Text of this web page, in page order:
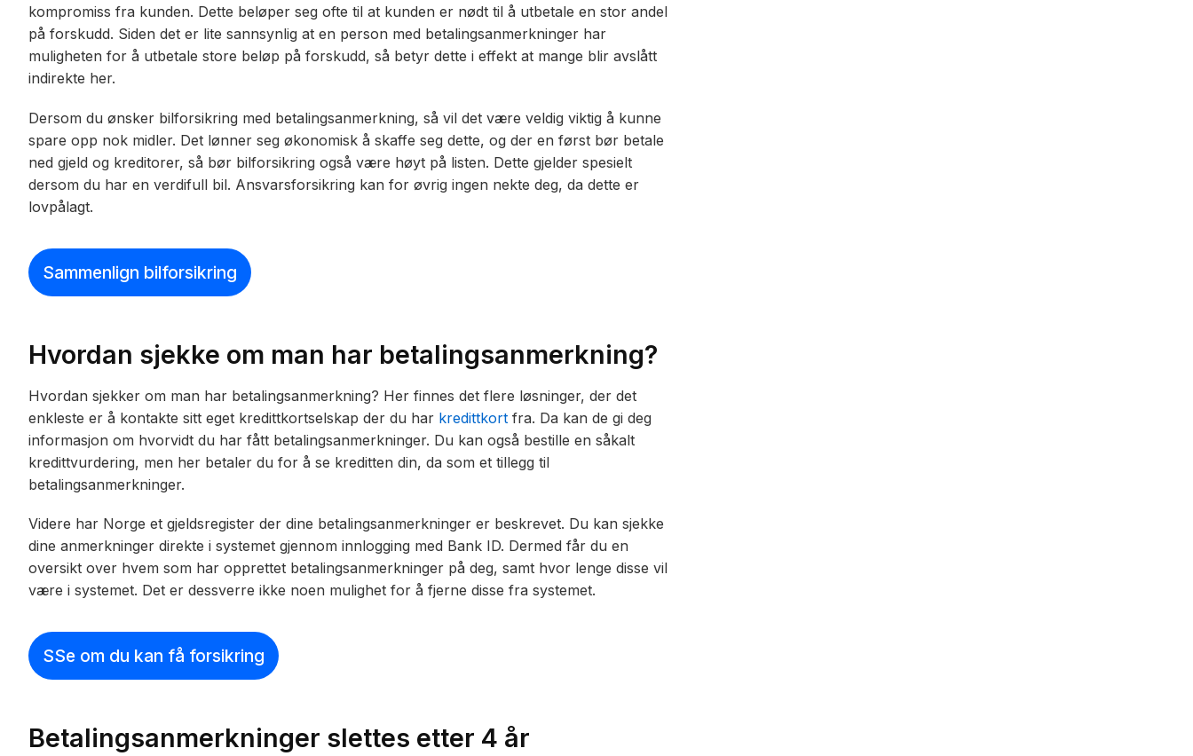
kompromiss fra kunden. Dette beløper seg ofte til at kunden er nødt til å utbetale en stor andel
på forskudd. Siden det er lite sannsynlig at en person med betalingsanmerkninger har
muligheten for å utbetale store beløp på forskudd, så betyr dette i effekt at mange blir avslått
indirekte her.
Dersom du ønsker bilforsikring med betalingsanmerkning, så vil det være veldig viktig å kunne
spare opp nok midler. Det lønner seg økonomisk å skaffe seg dette, og der en først bør betale
ned gjeld og kreditorer, så bør bilforsikring også være høyt på listen. Dette gjelder spesielt
dersom du har en verdifull bil. Ansvarsforsikring kan for øvrig ingen nekte deg, da dette er
lovpålagt.
Sammenlign bilforsikring
Hvordan sjekke om man har betalingsanmerkning?
Hvordan sjekker om man har betalingsanmerkning? Her finnes det flere løsninger, der det
enkleste er å kontakte sitt eget kredittkortselskap der du har kredittkort fra. Da kan de gi deg
informasjon om hvorvidt du har fått betalingsanmerkninger. Du kan også bestille en såkalt
kredittvurdering, men her betaler du for å se kreditten din, da som et tillegg til
betalingsanmerkninger.
Videre har Norge et gjeldsregister der dine betalingsanmerkninger er beskrevet. Du kan sjekke
dine anmerkninger direkte i systemet gjennom innlogging med Bank ID. Dermed får du en
oversikt over hvem som har opprettet betalingsanmerkninger på deg, samt hvor lenge disse vil
være i systemet. Det er dessverre ikke noen mulighet for å fjerne disse fra systemet.
SSe om du kan få forsikring
Betalingsanmerkninger slettes etter 4 år